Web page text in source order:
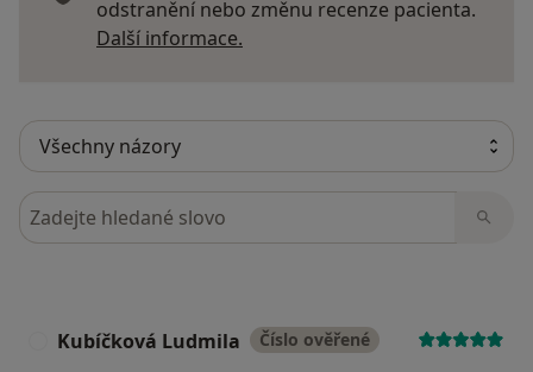
odstranění nebo změnu recenze pacienta.
Další informace.
Hledejte v názorech
Kubíčková Ludmila Číslo ověřené